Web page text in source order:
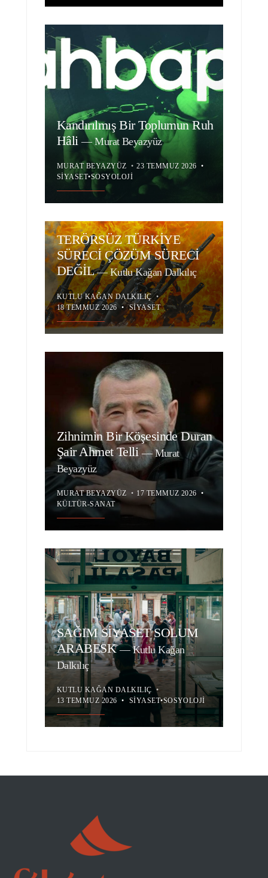
Kandırılmış Bir Toplumun Ruh
Hâli—Murat Beyazyüz
MURAT BEYAZYÜZ • 23 TEMMUZ 2026 •
SIYASET•SOSYOLOJI
TERÖRSÜZ TÜRKİYE
SÜRECİ ÇÖZÜM SÜRECİ
DEĞİL—Kutlu Kağan Dalkılıç
KUTLU KAĞAN DALKILIÇ •
18 TEMMUZ 2026 • SIYASET
Zihnimin Bir Köşesinde Duran
Şair Ahmet Telli—Murat
Beyazyüz
MURAT BEYAZYÜZ • 17 TEMMUZ 2026 •
KÜLTÜR-SANAT
SAĞIM SİYASET SOLUM
ARABESK—Kutlu Kağan
Dalkılıç
KUTLU KAĞAN DALKILIÇ •
13 TEMMUZ 2026 • SIYASET•SOSYOLOJI